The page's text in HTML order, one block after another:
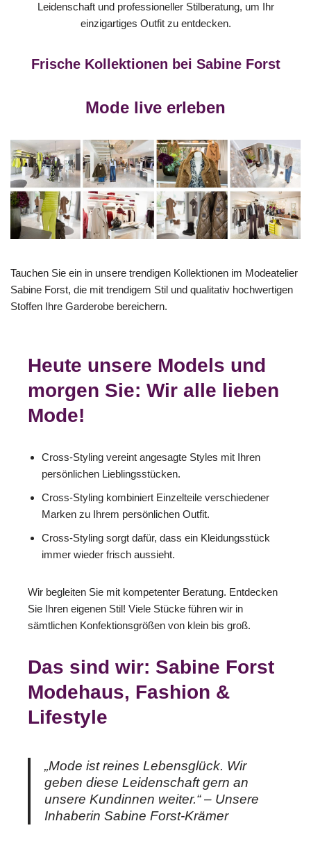
Leidenschaft und professioneller Stilberatung, um Ihr
einzigartiges Outfit zu entdecken.
Frische Kollektionen bei Sabine Forst
Mode live erleben
Tauchen Sie ein in unsere trendigen Kollektionen im Modeatelier
Sabine Forst, die mit trendigem Stil und qualitativ hochwertigen
Stoffen Ihre Garderobe bereichern.
Heute unsere Models und
morgen Sie: Wir alle lieben
Mode!
Cross-Styling vereint angesagte Styles mit Ihren
persönlichen Lieblingsstücken.
Cross-Styling kombiniert Einzelteile verschiedener
Marken zu Ihrem persönlichen Outfit.
Cross-Styling sorgt dafür, dass ein Kleidungsstück
immer wieder frisch aussieht.
Wir begleiten Sie mit kompetenter Beratung. Entdecken
Sie Ihren eigenen Stil! Viele Stücke führen wir in
sämtlichen Konfektionsgrößen von klein bis groß.
Das sind wir: Sabine Forst
Modehaus, Fashion &
Lifestyle
„Mode ist reines Lebensglück. Wir
geben diese Leidenschaft gern an
unsere Kundinnen weiter.“ – Unsere
Inhaberin Sabine Forst-Krämer